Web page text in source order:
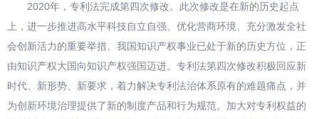
2020年，专利法完成第四次修改。此次修改是在新的历史起点
上，进一步推进高水平科技自立自强、优化营商环境、充分激发全社
会创新活力的重要举措。我国知识产权事业已处于新的历史方位，正
由知识产权大国向知识产权强国迈进。专利法第四次修改积极回应新
时代、新形势、新要求，着力解决专利法治体系原有的难题痛点，并
为创新环境治理提供了新的制度产品和行为规范。加大对专利权益的